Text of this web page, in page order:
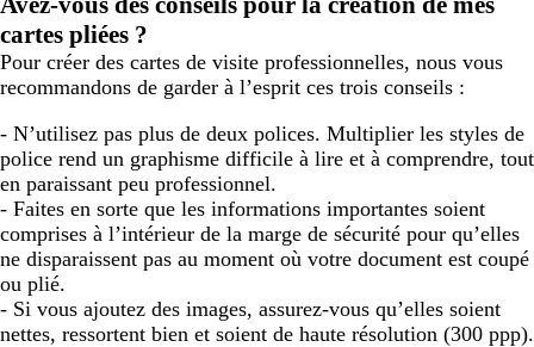
cartes pliées ?
Pour créer des cartes de visite professionnelles, nous vous
recommandons de garder à l’esprit ces trois conseils :
- N’utilisez pas plus de deux polices. Multiplier les styles de
police rend un graphisme difficile à lire et à comprendre, tout
en paraissant peu professionnel.
- Faites en sorte que les informations importantes soient
comprises à l’intérieur de la marge de sécurité pour qu’elles
ne disparaissent pas au moment où votre document est coupé
ou plié.
- Si vous ajoutez des images, assurez-vous qu’elles soient
nettes, ressortent bien et soient de haute résolution (300 ppp).